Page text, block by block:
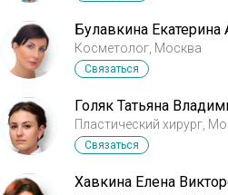
Косметолог, Москва
Связаться
Голяк Татьяна
Пластический хирург,
Связаться
Хавкина Елена